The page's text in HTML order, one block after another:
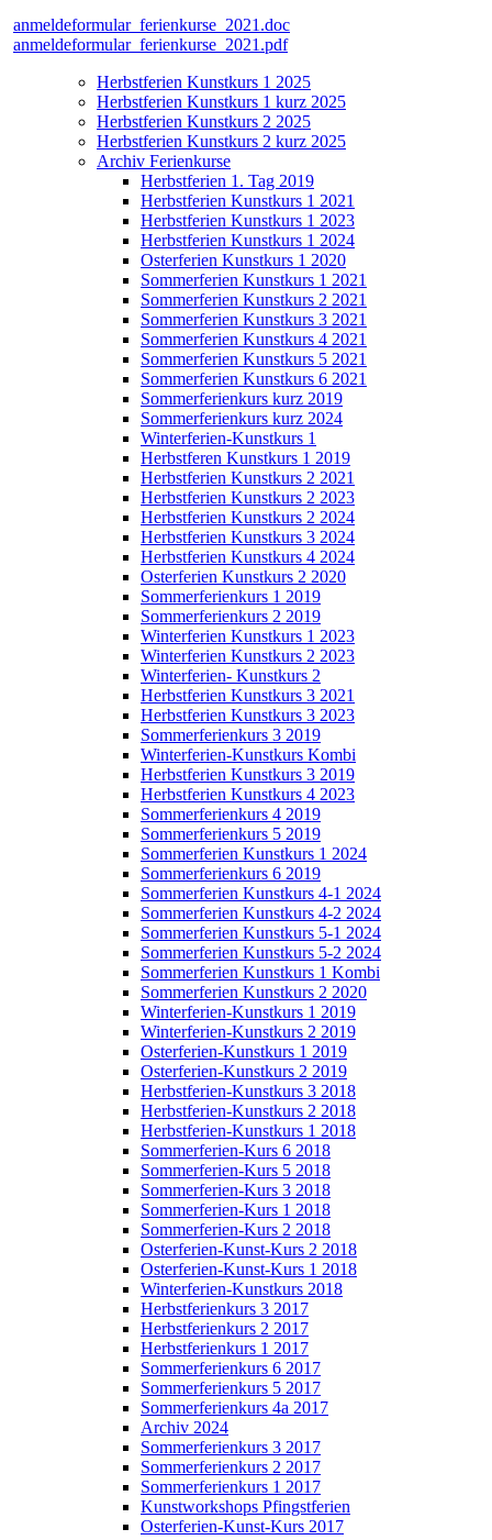
anmeldeformular_ferienkurse_2021.doc
anmeldeformular_ferienkurse_2021.pdf
Herbstferien Kunstkurs 1 2025
Herbstferien Kunstkurs 1 kurz 2025
Herbstferien Kunstkurs 2 2025
Herbstferien Kunstkurs 2 kurz 2025
Archiv Ferienkurse
Herbstferien 1. Tag 2019
Herbstferien Kunstkurs 1 2021
Herbstferien Kunstkurs 1 2023
Herbstferien Kunstkurs 1 2024
Osterferien Kunstkurs 1 2020
Sommerferien Kunstkurs 1 2021
Sommerferien Kunstkurs 2 2021
Sommerferien Kunstkurs 3 2021
Sommerferien Kunstkurs 4 2021
Sommerferien Kunstkurs 5 2021
Sommerferien Kunstkurs 6 2021
Sommerferienkurs kurz 2019
Sommerferienkurs kurz 2024
Winterferien-Kunstkurs 1
Herbstferen Kunstkurs 1 2019
Herbstferien Kunstkurs 2 2021
Herbstferien Kunstkurs 2 2023
Herbstferien Kunstkurs 2 2024
Herbstferien Kunstkurs 3 2024
Herbstferien Kunstkurs 4 2024
Osterferien Kunstkurs 2 2020
Sommerferienkurs 1 2019
Sommerferienkurs 2 2019
Winterferien Kunstkurs 1 2023
Winterferien Kunstkurs 2 2023
Winterferien- Kunstkurs 2
Herbstferien Kunstkurs 3 2021
Herbstferien Kunstkurs 3 2023
Sommerferienkurs 3 2019
Winterferien-Kunstkurs Kombi
Herbstferien Kunstkurs 3 2019
Herbstferien Kunstkurs 4 2023
Sommerferienkurs 4 2019
Sommerferienkurs 5 2019
Sommerferien Kunstkurs 1 2024
Sommerferienkurs 6 2019
Sommerferien Kunstkurs 4-1 2024
Sommerferien Kunstkurs 4-2 2024
Sommerferien Kunstkurs 5-1 2024
Sommerferien Kunstkurs 5-2 2024
Sommerferien Kunstkurs 1 Kombi
Sommerferien Kunstkurs 2 2020
Winterferien-Kunstkurs 1 2019
Winterferien-Kunstkurs 2 2019
Osterferien-Kunstkurs 1 2019
Osterferien-Kunstkurs 2 2019
Herbstferien-Kunstkurs 3 2018
Herbstferien-Kunstkurs 2 2018
Herbstferien-Kunstkurs 1 2018
Sommerferien-Kurs 6 2018
Sommerferien-Kurs 5 2018
Sommerferien-Kurs 3 2018
Sommerferien-Kurs 1 2018
Sommerferien-Kurs 2 2018
Osterferien-Kunst-Kurs 2 2018
Osterferien-Kunst-Kurs 1 2018
Winterferien-Kunstkurs 2018
Herbstferienkurs 3 2017
Herbstferienkurs 2 2017
Herbstferienkurs 1 2017
Sommerferienkurs 6 2017
Sommerferienkurs 5 2017
Sommerferienkurs 4a 2017
Archiv 2024
Sommerferienkurs 3 2017
Sommerferienkurs 2 2017
Sommerferienkurs 1 2017
Kunstworkshops Pfingstferien
Osterferien-Kunst-Kurs 2017